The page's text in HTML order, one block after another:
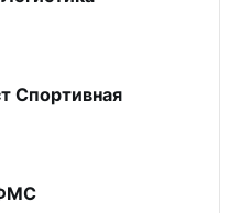
Спортивная